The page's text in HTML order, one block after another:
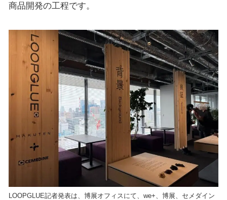
商品開発の工程です。
LOOPGLUE記者発表は、博展オフィスにて、we+、博展、セメダイン